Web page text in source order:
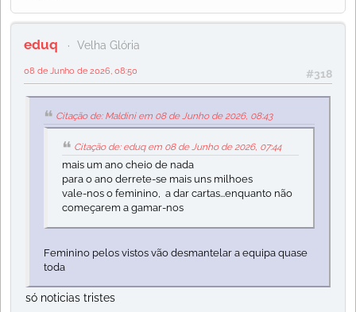
eduq Velha Glória
#318
08 de Junho de 2026, 08:50
Citação de: Maldini em 08 de Junho de 2026, 08:43
Citação de: eduq em 08 de Junho de 2026, 07:44
mais um ano cheio de nada
para o ano derrete-se mais uns milhoes
vale-nos o feminino, a dar cartas...enquanto não
começarem a gamar-nos
Feminino pelos vistos vão desmantelar a equipa quase
toda
só noticias tristes